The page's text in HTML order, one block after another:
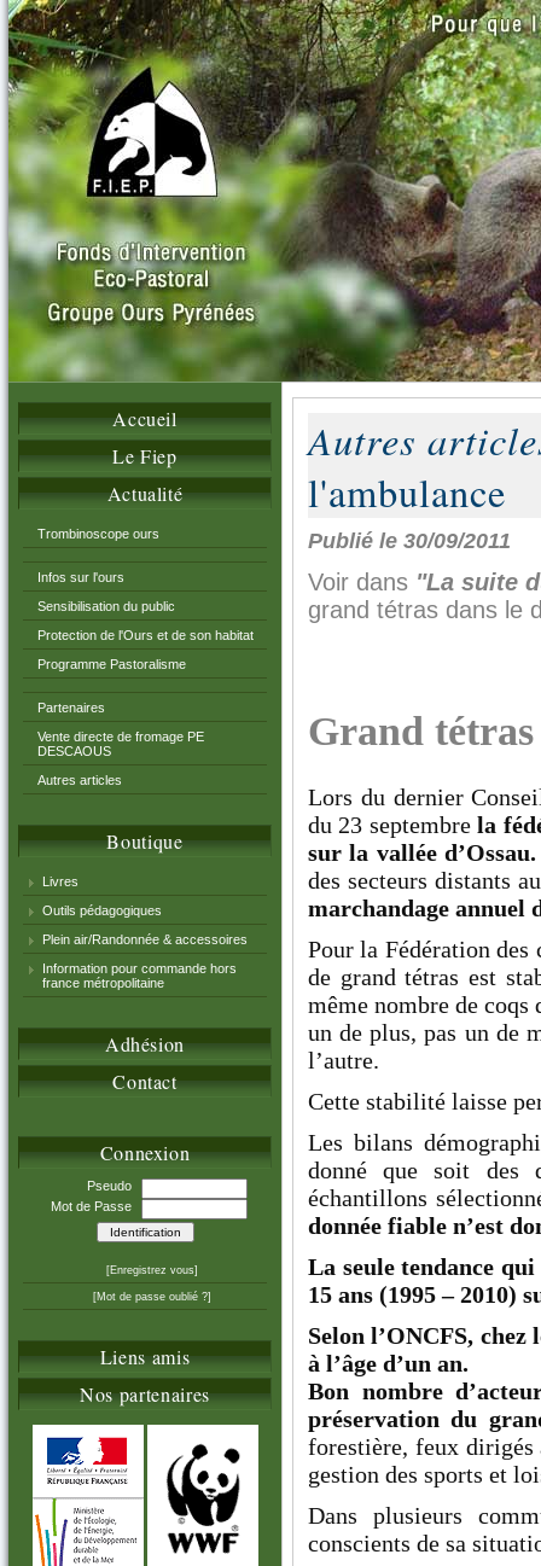
Accueil
Le Fiep
Actualité
Trombinoscope ours
Infos sur l'ours
Sensibilisation du public
Protection de l'Ours et de son habitat
Programme Pastoralisme
Partenaires
Vente directe de fromage PE
DESCAOUS
Autres articles
Boutique
Livres
Outils pédagogiques
Plein air/Randonnée & accessoires
Information pour commande hors
france métropolitaine
Adhésion
Contact
Connexion
Pseudo
Mot de Passe
[Enregistrez vous]
[Mot de passe oublié ?]
Liens amis
Nos partenaires
Autres
l'ambulance
Publié le 30/09/2011
Voir dans "La suite
grand tétras dans le
Grand
Lors du dernier
du 23 septembrela
sur la vallée
des secteurs distants
marchandage annuel
Pour la Fédération des
de grand tétras est
même nombre de coqs
un de plus, pas un de
l’autre.
Cette stabilité laisse
Les bilans
donné que soit des
échantillons
donnée fiable n’est
La seule tendance
15 ans (1995 – 2010)
Selon l’ONCFS,
à l’âge d’un an.
Bon nombre
préservation du
forestière, feux dirigés
gestion des sports et
Dans plusieurs
conscients de sa